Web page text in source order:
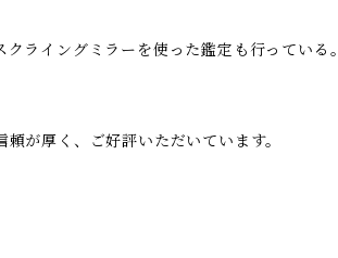
ライングミラーを使った鑑定も行っている。
が厚く、ご好評いただいています。